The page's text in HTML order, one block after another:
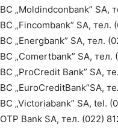
BC „Moldindconbank” SA,
BC „Fincombank” SA, тел.
BC „Energbank” SA, тел.
BC „Comertbank” SA,
BC „ProCredit Bank” SA,
BC „EuroCreditBank”SA,
BC „Victoriabank” SA, tel.
OTP Bank SA, тел. (022)